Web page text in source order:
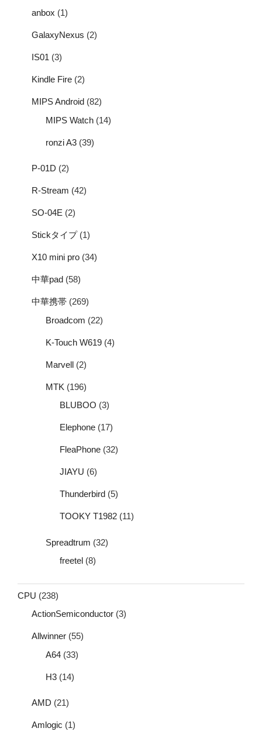
anbox (1)
GalaxyNexus (2)
IS01 (3)
Kindle Fire (2)
MIPS Android (82)
MIPS Watch (14)
ronzi A3 (39)
P-01D (2)
R-Stream (42)
SO-04E (2)
Stickタイプ(1)
X10 mini pro (34)
中華pad (58)
中華携帯 (269)
Broadcom (22)
K-Touch W619 (4)
Marvell (2)
MTK (196)
BLUBOO (3)
Elephone (17)
FleaPhone (32)
JIAYU (6)
Thunderbird (5)
TOOKY T1982 (11)
Spreadtrum (32)
freetel (8)
CPU (238)
ActionSemiconductor (3)
Allwinner (55)
A64 (33)
H3 (14)
AMD (21)
Amlogic (1)